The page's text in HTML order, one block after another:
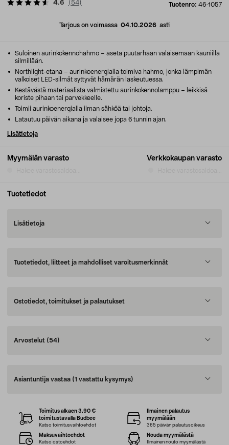
Tuotenro: 46-1057
4.6 ( 54)
Tarjous on voimassa 04.10.2026 asti
Myymälän varasto Verkkokaupan varasto
Suloinen aurinkokennohahmo – aseta puutarhaan valaisemaan kauniilla
silmillään.
Northlight-etana – aurinkoenergialla toimiva hahmo, jonka lämpimän
valkoiset LED-silmät syttyvät hämärän laskeutuessa.
Kestävästä materiaalista valmistettu aurinkokennolamppu – leikkisä
koriste pihaan tai parvekkeelle.
Toimii aurinkoenergialla ilman sähköä tai johtoja.
Latautuu päivän aikana ja valaisee jopa 6 tunnin ajan.
Lisätietoja
Tuotetiedot
Lisätietoja
Tuotetiedot, liitteet ja mahdolliset varoitusmerkinnät
Ostotiedot, toimitukset ja palautukset
Arvostelut (54)
Asiantuntija vastaa (1 vastattu kysymys)
Toimitus alkaen 3,90 €
toimitustavalla Budbee
Katso toimitusvaihtoehdot
Ilmainen palautus
myymälään
365 päivän palautusoikeus
Maksuvaihtoehdot
Katso ostoehdot
Nouda myymälästä
Ilmainen nouto myymälästä